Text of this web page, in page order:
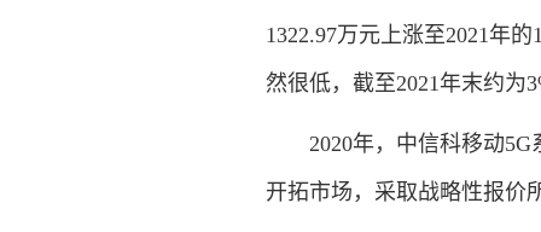
1322.97万元上涨至2021年
然很低，截至2021年末约为
2020年，中信科移动5G
开拓市场，采取战略性报价